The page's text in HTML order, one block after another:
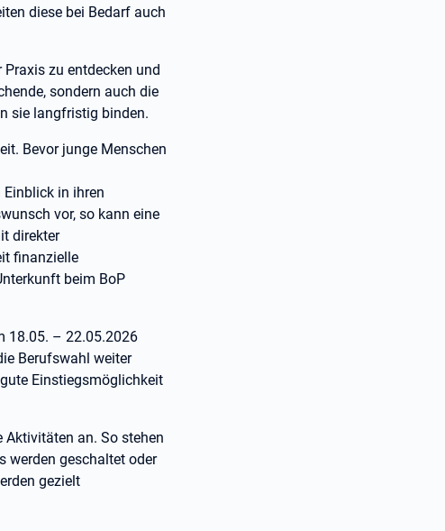
diese bei Bedarf auch
zu entdecken und
sondern auch die
sie langfristig binden.
Bevor junge Menschen
in ihren
vor, so kann eine
direkter
finanzielle
beim BoP
18.05. – 22.05.2026
Berufswahl weiter
Einstiegsmöglichkeit
Aktivitäten an. So stehen
werden geschaltet oder
gezielt